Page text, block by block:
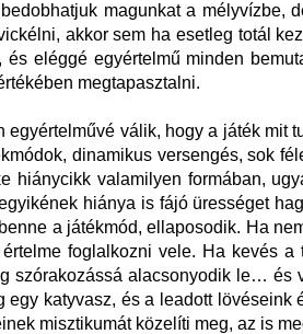
magunkat a mélyvízbe,
akkor sem ha esetleg totál
és eléggé egyértelmű minden
megtapasztalni.
egyértelművé válik, hogy a játék mit
dinamikus versengés, sok
hiánycikk valamilyen formában,
hiánya is fájó ürességet
a játékmód, ellaposodik. Ha
foglalkozni vele. Ha kevés
szórakozássá alacsonyodik le… és
katyvasz, és a leadott lövéseink
misztikumát közelíti meg, az is